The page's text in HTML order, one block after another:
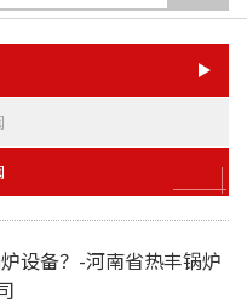
设备？-河南省热丰锅炉